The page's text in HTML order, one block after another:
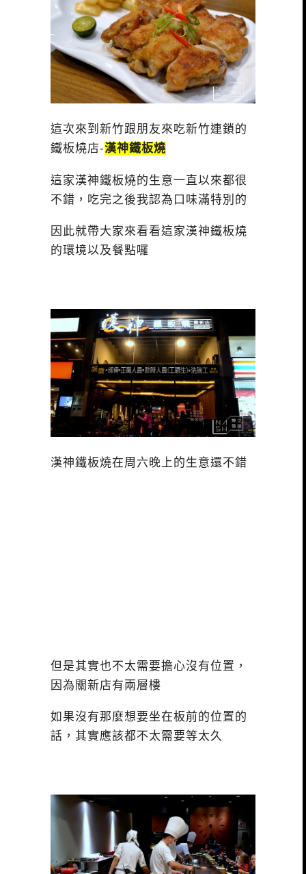
這次來到新竹跟朋友來吃新竹連鎖的
鐵板燒店-漢神鐵板燒
這家漢神鐵板燒的生意一直以來都很
不錯，吃完之後我認為口味滿特別的
因此就帶大家來看看這家漢神鐵板燒
的環境以及餐點囉
漢神鐵板燒在周六晚上的生意還不錯
但是其實也不太需要擔心沒有位置，
因為關新店有兩層樓
如果沒有那麼想要坐在板前的位置的
話，其實應該都不太需要等太久